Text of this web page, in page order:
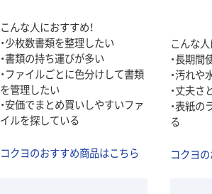
こんな人におすすめ！
・少枚数書類を整理したい
・書類の持ち運びが多い
・ファイルごとに色分けして書類
を管理したい
・安価でまとめ買いしやすいファ
イルを探している
コクヨのおすすめ商品はこちら
こんな人
・長期間
・汚れ
・丈夫
・表紙
る
コクヨ